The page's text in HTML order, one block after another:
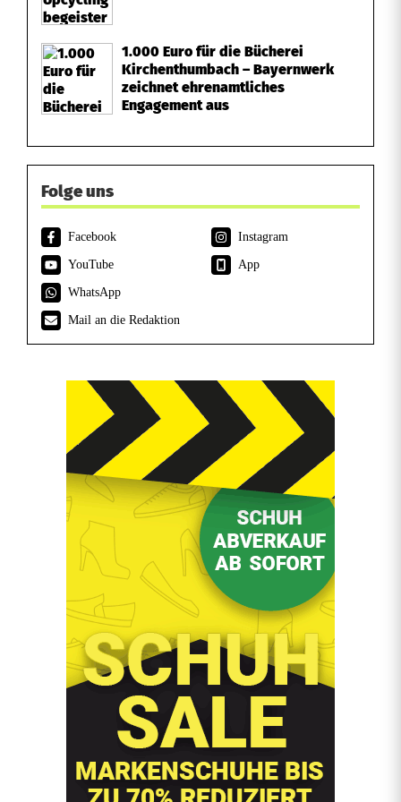
1.000 Euro für die Bücherei
Kirchenthumbach – Bayernwerk
zeichnet ehrenamtliches
Engagement aus
Folge uns
Facebook
Instagram
YouTube
App
WhatsApp
Mail an die Redaktion